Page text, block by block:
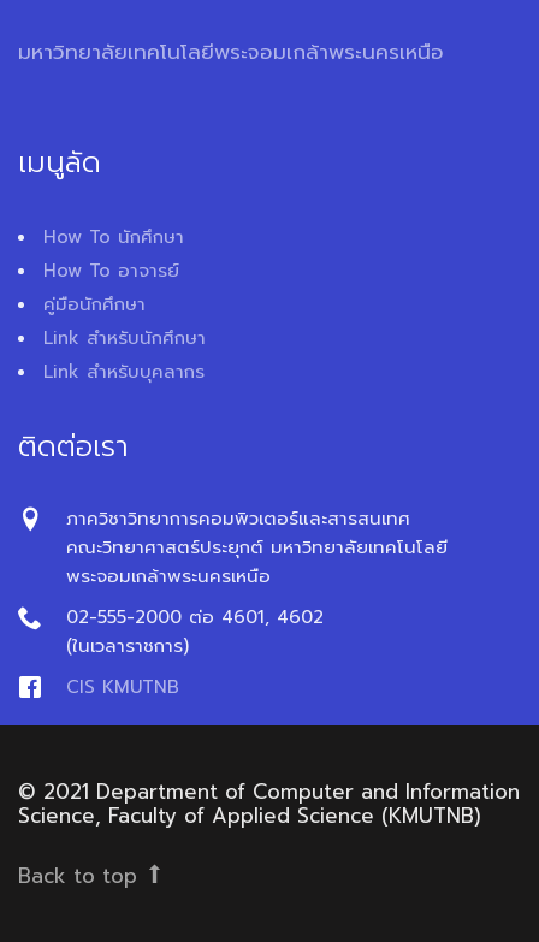
มหาวิทยาลัยเทคโนโลยีพระจอมเกล้าพระนครเหนือ
เมนูลัด
How To นักศึกษา
How To อาจารย์
คู่มือนักศึกษา
Link สำหรับนักศึกษา
Link สำหรับบุคลากร
ติดต่อเรา
ภาควิชาวิทยาการคอมพิวเตอร์และสารสนเทศ
คณะวิทยาศาสตร์ประยุกต์ มหาวิทยาลัยเทคโนโลยี
พระจอมเกล้าพระนครเหนือ
02-555-2000 ต่อ 4601, 4602
(ในเวลาราชการ)
CIS KMUTNB
© 2021 Department of Computer and Information
Science, Faculty of Applied Science (KMUTNB)
Back to top